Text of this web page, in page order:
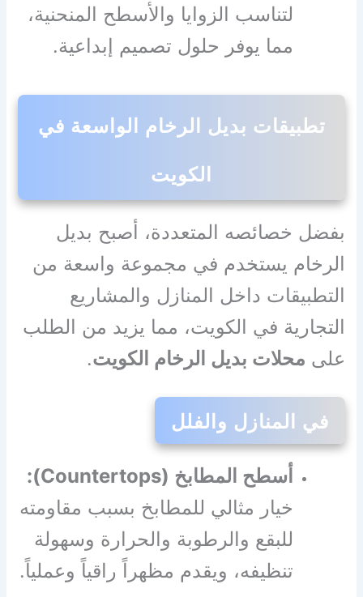
لتناسب الزوايا والأسطح المنحنية،
مما يوفر حلول تصميم إبداعية.
تطبيقات بديل الرخام الواسعة في
الكويت
بفضل خصائصه المتعددة، أصبح بديل
الرخام يستخدم في مجموعة واسعة من
التطبيقات داخل المنازل والمشاريع
التجارية في الكويت، مما يزيد من الطلب
على محلات بديل الرخام الكويت.
في المنازل والفلل
أسطح المطابخ (Countertops):
خيار مثالي للمطابخ بسبب مقاومته
للبقع والرطوبة والحرارة وسهولة
تنظيفه، ويقدم مظهراً راقياً وعملياً.